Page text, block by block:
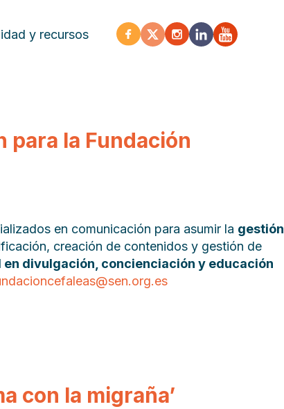
y recursos
para la Fundación
en comunicación para asumir la gestión
creación de contenidos y gestión de
divulgación, concienciación y educación
con la migraña’